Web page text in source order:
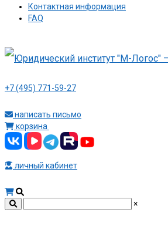
Контактная информация
FAQ
+7 (495) 771-59-27
написать письмо
корзина
личный кабинет
×